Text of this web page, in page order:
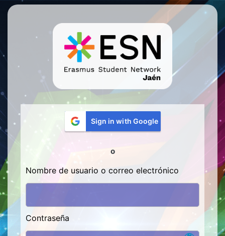
Acceder
ESN Logo
Sign in with Google
o
Nombre de usuario o correo electrónico
Contraseña